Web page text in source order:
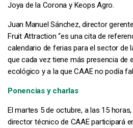
Joya de la Corona y Keops Agro.
Juan Manuel Sánchez, director
Fruit Attraction “es una cita de
calendario de ferias para el sector de
que cada vez tiene más presencia de
ecológico y a la que CAAE no podía
Ponencias y charlas
El martes 5 de octubre, a las 15
director técnico de CAAE participará